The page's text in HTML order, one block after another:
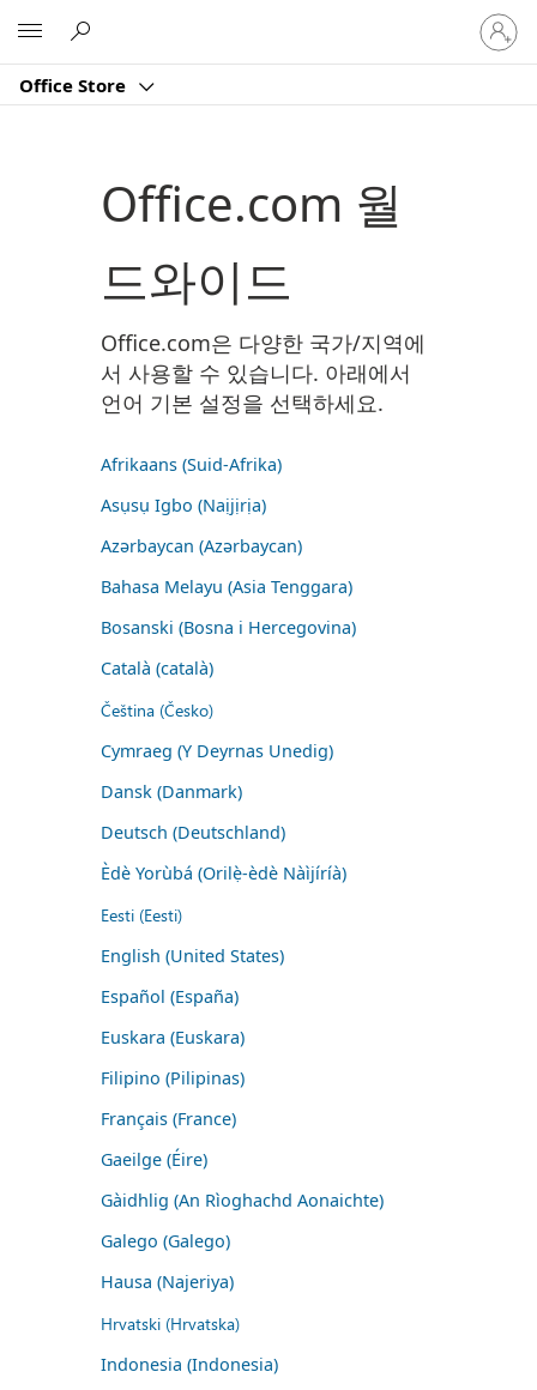
Office Store
귀
하
계
Office.com 월
드와이드
Office.com은 다양한 국가/지역에
서 사용할 수 있습니다. 아래에서
언어 기본 설정을 선택하세요.
Afrikaans (Suid-Afrika)
Asụsụ Igbo (Naịjịrịa)
Azərbaycan (Azərbaycan)
Bahasa Melayu (Asia Tenggara)
Bosanski (Bosna i Hercegovina)
Català (català)
Čeština (Česko)
Cymraeg (Y Deyrnas Unedig)
Dansk (Danmark)
Deutsch (Deutschland)
Èdè Yorùbá (Orilẹ̀-èdè Nàìjíríà)
Eesti (Eesti)
English (United States)
Español (España)
Euskara (Euskara)
Filipino (Pilipinas)
Français (France)
Gaeilge (Éire)
Gàidhlig (An Rìoghachd Aonaichte)
Galego (Galego)
Hausa (Najeriya)
Hrvatski (Hrvatska)
Indonesia (Indonesia)